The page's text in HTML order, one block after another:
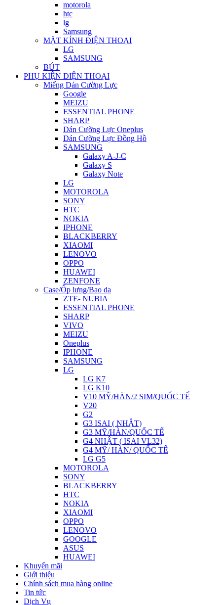
motorola
htc
lg
Samsung
MẶT KÍNH ĐIỆN THOẠI
LG
SAMSUNG
BÚT
PHỤ KIỆN ĐIỆN THOẠI
Miếng Dán Cường Lực
Google
MEIZU
ESSENTIAL PHONE
SHARP
Dán Cường Lực Oneplus
Dán Cường Lực Đồng Hồ
SAMSUNG
Galaxy A-J-C
Galaxy S
Galaxy Note
LG
MOTOROLA
SONY
HTC
NOKIA
IPHONE
BLACKBERRY
XIAOMI
LENOVO
OPPO
HUAWEI
ZENFONE
Case/Ốp lưng/Bao da
ZTE- NUBIA
ESSENTIAL PHONE
SHARP
VIVO
MEIZU
Oneplus
IPHONE
SAMSUNG
LG
LG K7
LG K10
V10 MỸ/HÀN/2 SIM/QUỐC TẾ
V20
G2
G3 ISAI ( NHẬT)
G3 MỸ/HÀN/QUỐC TẾ
G4 NHẬT ( ISAI VL32)
G4 MỸ/ HÀN/ QUỐC TẾ
LG G5
MOTOROLA
SONY
BLACKBERRY
HTC
NOKIA
XIAOMI
OPPO
LENOVO
GOOGLE
ASUS
HUAWEI
Khuyến mãi
Giới thiệu
Chính sách mua hàng online
Tin tức
Dịch Vụ